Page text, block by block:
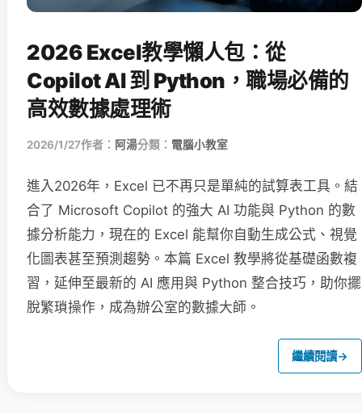
2026 Excel教學懶人包：從
Copilot AI 到 Python，職場必備的
高效數據處理術
2026/1/27作者： 阿湯分類： 電腦小教室
進入2026年，Excel 已不再只是單純的試算表工具。結
合了 Microsoft Copilot 的強大 AI 功能與 Python 的數
據分析能力，現在的 Excel 能幫你自動生成公式、視覺
化圖表甚至預測趨勢。本篇 Excel 教學將從基礎函數複
習，延伸至最新的 AI 應用與 Python 整合技巧，助你擺
脫繁瑣操作，成為辦公室的數據大師。
繼續閱讀→